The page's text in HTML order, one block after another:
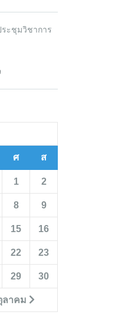
ะชุมวิชาการ
ศ ส
ลาคม
1 2
8 9
15 16
22 23
29 30